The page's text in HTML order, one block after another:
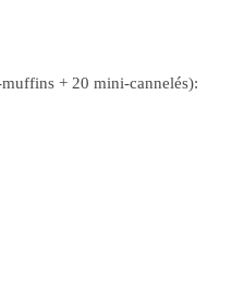
+ 20 mini-cannelés):